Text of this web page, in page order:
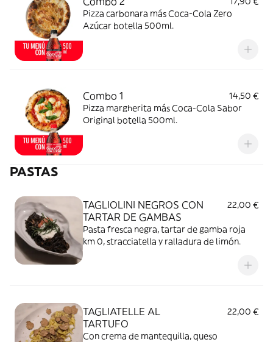
Pizza carbonara más Coca-Cola Zero
Azúcar botella 500ml.
Combo 1
14,50 €
Pizza margherita más Coca-Cola Sabor
Original botella 500ml.
PASTAS
TAGLIOLINI NEGROS CON
TARTAR DE GAMBAS
22,00 €
Pasta fresca negra, tartar de gamba roja
km 0, stracciatella y ralladura de limón.
TAGLIATELLE AL
TARTUFO
22,00 €
Con crema de mantequilla, queso